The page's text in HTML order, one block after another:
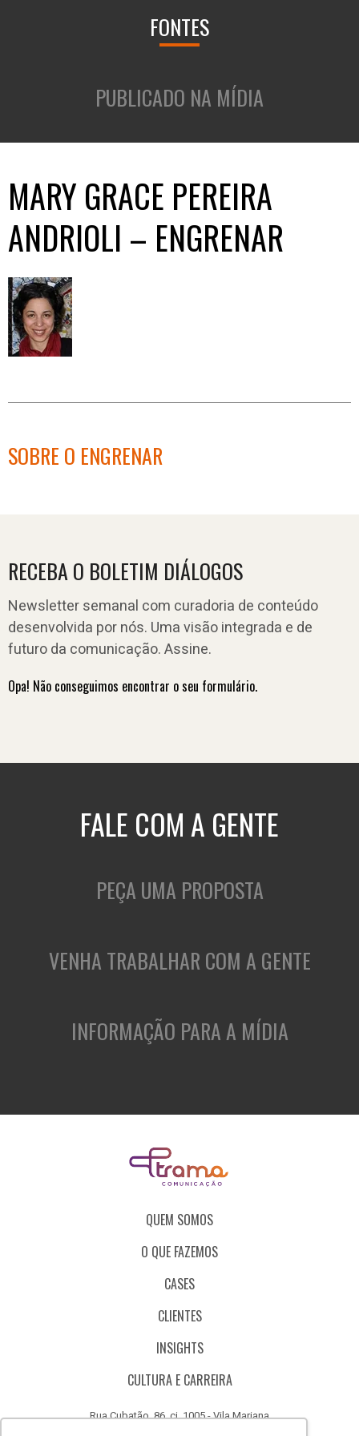
FONTES
PUBLICADO NA MÍDIA
MARY GRACE PEREIRA
ANDRIOLI – ENGRENAR
SOBRE O ENGRENAR
RECEBA O BOLETIM DIÁLOGOS
Newsletter semanal com curadoria de conteúdo
desenvolvida por nós. Uma visão integrada e de
futuro da comunicação. Assine.
Opa! Não conseguimos encontrar o seu formulário.
FALE COM A GENTE
PEÇA UMA PROPOSTA
VENHA TRABALHAR COM A GENTE
INFORMAÇÃO PARA A MÍDIA
QUEM SOMOS
O QUE FAZEMOS
CASES
CLIENTES
INSIGHTS
CULTURA E CARREIRA
Rua Cubatão, 86, cj. 1005 - Vila Mariana